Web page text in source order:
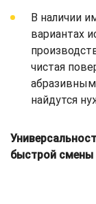
В наличии
вариантах
чистая
найдутся
быстрой смены